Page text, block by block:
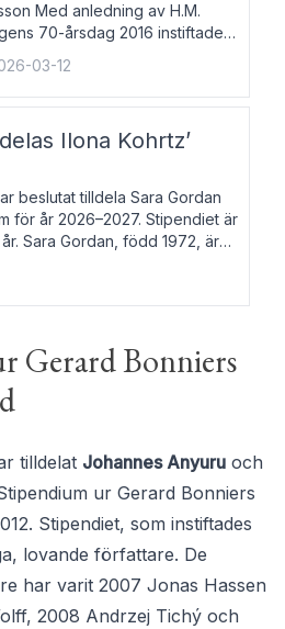
Med anledning av H.M.
70-årsdag 2016 instiftade
de kungliga akademierna det så
Bernadotteprogrammet med
genom stipendier erbjuda stöd
03-12
Ilona Kohrtz’
beslutat tilldela Sara Gordan
för år 2026–2027. Stipendiet är
Sara Gordan, född 1972, är
Hon debuterade 2006 med
Gerard Bonniers
tilldelat Johannes Anyuru och
ur Gerard Bonniers
Stipendiet, som instiftades
lovande författare. De
har varit 2007 Jonas Hassen
2008 Andrzej Tichý och